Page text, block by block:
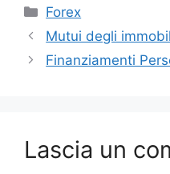
Categorie
Forex
Mutui degli
Finanziamenti
Lascia un